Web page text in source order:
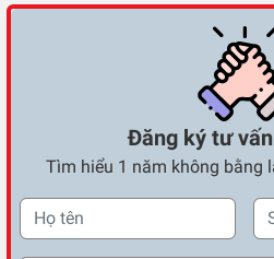
Đăng ký tư
Tìm hiểu 1 năm không bằng